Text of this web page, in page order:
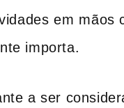
em⁣ mãos
importa.
a ser